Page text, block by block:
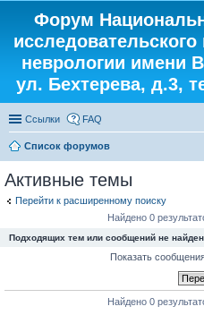
Форум
неврологии имени
ул. Бехтерева, д.3,
Ссылки FAQ
Список форумов
Активные темы
Перейти к расширенному поиску
Найдено 0
Подходящих тем или сообщений не
Показать
Найдено 0